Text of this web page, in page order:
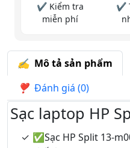
✔ Kiểm tra
miễn phí
✔
Mô tả sản phẩm
Đánh giá (0)
Sạc laptop HP
✅Sạc HP Split 13-